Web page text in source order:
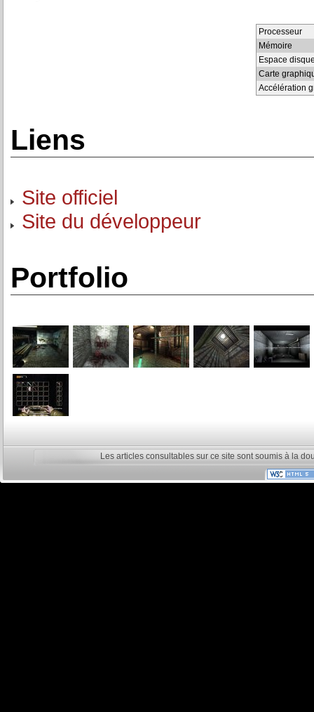
Processeur
Mémoire
Espace
Carte
Accélération
Liens
Site officiel
Site du développeur
Portfolio
Les articles consultables sur ce site sont soumis à la